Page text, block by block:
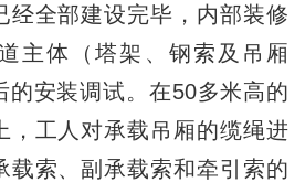
经全部建设完毕，内部装修
主体（塔架、钢索及吊厢
的安装调试。在50多米高的
，工人对承载吊厢的缆绳进
载索、副承载索和牵引索的